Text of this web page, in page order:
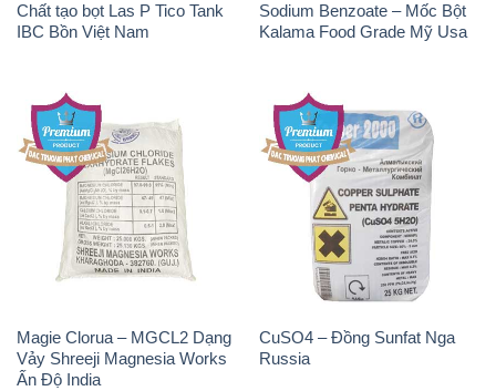
Chất tạo bọt Las P Tico Tank
IBC Bồn Việt Nam
Sodium Benzoate – Mốc Bột
Kalama Food Grade Mỹ Usa
Magie Clorua – MGCL2 Dạng
Vảy Shreeji Magnesia Works
Ấn Độ India
CuSO4 – Đồng Sunfat Nga
Russia